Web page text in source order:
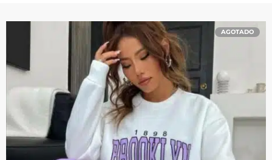
AGOTADO